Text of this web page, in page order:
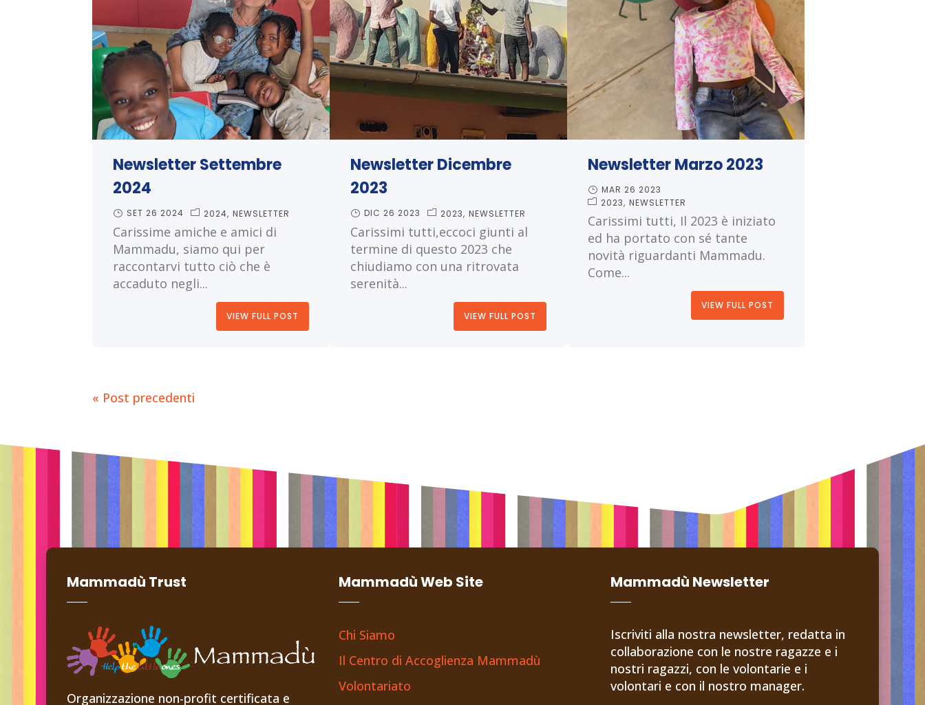
Newsletter Settembre
2024
SET 26 2024 2024 NEWSLETTER
Carissime amiche e amici di
Mammadu, siamo qui per
raccontarvi tutto ciò che è
accaduto negli...
VIEW FULL POST
Newsletter Dicembre
2023
DIC 26 2023 2023 NEWSLETTER
Carissimi tutti,eccoci giunti al
termine di questo 2023 che
chiudiamo con una ritrovata
serenità...
VIEW FULL POST
Newsletter Marzo 2023
MAR 26 2023
2023 NEWSLETTER
Carissimi tutti, Il 2023 è iniziato
ed ha portato con sé tante
novità riguardanti Mammadu.
Come...
VIEW FULL POST
« Post precedenti
Mammadù Trust
Organizzazione non-profit certificata e
Mammadù Web Site
Chi Siamo
Il Centro di Accoglienza Mammadù
Volontariato
Mammadù Newsletter
Iscriviti alla nostra newsletter, redatta in
collaborazione con le nostre ragazze e i
nostri ragazzi, con le volontarie e i
volontari e con il nostro manager.